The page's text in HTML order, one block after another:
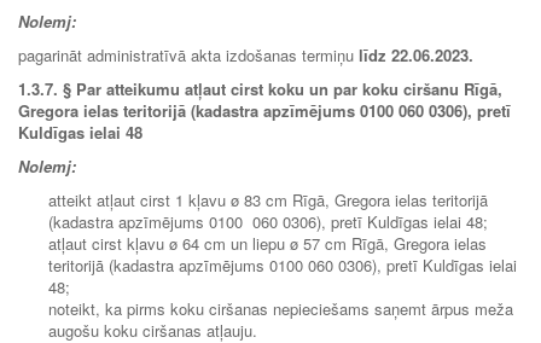
Nolemj:
pagarināt administratīvā akta izdošanas termiņu līdz 22.06.2023.
1.3.7. § Par atteikumu atļaut cirst koku un par koku ciršanu Rīgā,
Gregora ielas teritorijā (kadastra apzīmējums 0100 060 0306), pretī
Kuldīgas ielai 48
Nolemj:
atteikt atļaut cirst 1 kļavu ø 83 cm Rīgā, Gregora ielas teritorijā
(kadastra apzīmējums 0100 060 0306), pretī Kuldīgas ielai 48;
atļaut cirst kļavu ø 64 cm un liepu ø 57 cm Rīgā, Gregora ielas
teritorijā (kadastra apzīmējums 0100 060 0306), pretī Kuldīgas ielai
48;
noteikt, ka pirms koku ciršanas nepieciešams saņemt ārpus meža
augošu koku ciršanas atļauju.